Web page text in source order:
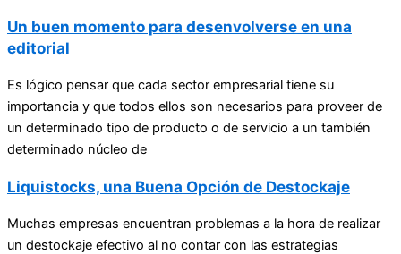
Un buen momento para desenvolverse en una
editorial
Es lógico pensar que cada sector empresarial tiene su
importancia y que todos ellos son necesarios para proveer de
un determinado tipo de producto o de servicio a un también
determinado núcleo de
Liquistocks, una Buena Opción de Destockaje
Muchas empresas encuentran problemas a la hora de realizar
un destockaje efectivo al no contar con las estrategias